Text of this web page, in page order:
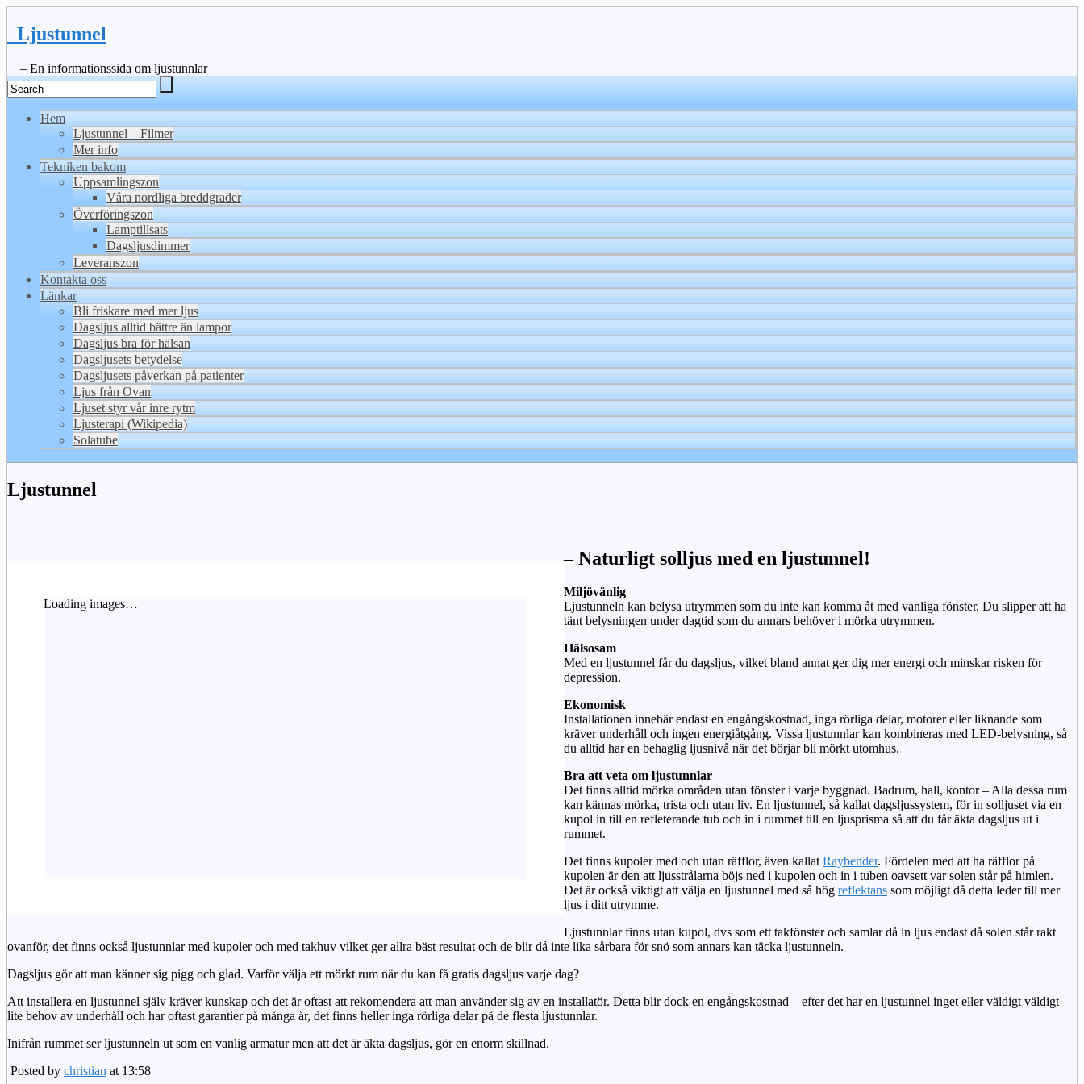
Ljustunnel
– En informationssida om ljustunnlar
Hem
Ljustunnel – Filmer
Mer info
Tekniken bakom
Uppsamlingszon
Våra nordliga breddgrader
Överföringszon
Lamptillsats
Dagsljusdimmer
Leveranszon
Kontakta oss
Länkar
Bli friskare med mer ljus
Dagsljus alltid bättre än lampor
Dagsljus bra för hälsan
Dagsljusets betydelse
Dagsljusets påverkan på patienter
Ljus från Ovan
Ljuset styr vår inre rytm
Ljusterapi (Wikipedia)
Solatube
Ljustunnel
Loading images…
– Naturligt solljus med en ljustunnel!
Miljövänlig
Ljustunneln kan belysa utrymmen som du inte kan komma åt med vanliga fönster. Du slipper att ha
tänt belysningen under dagtid som du annars behöver i mörka utrymmen.
Hälsosam
Med en ljustunnel får du dagsljus, vilket bland annat ger dig mer energi och minskar risken för
depression.
Ekonomisk
Installationen innebär endast en engångskostnad, inga rörliga delar, motorer eller liknande som
kräver underhåll och ingen energiåtgång. Vissa ljustunnlar kan kombineras med LED-belysning, så
du alltid har en behaglig ljusnivå när det börjar bli mörkt utomhus.
Bra att veta om ljustunnlar
Det finns alltid mörka områden utan fönster i varje byggnad. Badrum, hall, kontor – Alla dessa rum
kan kännas mörka, trista och utan liv. En ljustunnel, så kallat dagsljussystem, för in solljuset via en
kupol in till en refleterande tub och in i rummet till en ljusprisma så att du får äkta dagsljus ut i
rummet.
Det finns kupoler med och utan räfflor, även kallatRaybender. Fördelen med att ha räfflor på
kupolen är den att ljusstrålarna böjs ned i kupolen och in i tuben oavsett var solen står på himlen.
Det är också viktigt att välja en ljustunnel med så hög reflektans som möjligt då detta leder till mer
ljus i ditt utrymme.
Ljustunnlar finns utan kupol, dvs som ett takfönster och samlar då in ljus endast då solen står rakt
ovanför, det finns också ljustunnlar med kupoler och med takhuv vilket ger allra bäst resultat och de blir då inte lika sårbara för snö som annars kan täcka ljustunneln.
Dagsljus gör att man känner sig pigg och glad. Varför välja ett mörkt rum när du kan få gratis dagsljus varje dag?
Att installera en ljustunnel själv kräver kunskap och det är oftast att rekomendera att man använder sig av en installatör. Detta blir dock en engångskostnad – efter det har en ljustunnel inget eller väldigt väldigt
lite behov av underhåll och har oftast garantier på många år, det finns heller inga rörliga delar på de flesta ljustunnlar.
Inifrån rummet ser ljustunneln ut som en vanlig armatur men att det är äkta dagsljus, gör en enorm skillnad.
Posted by christian at 13:58